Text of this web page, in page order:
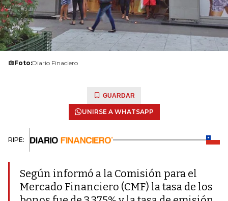
Foto:Diario Finaciero
GUARDAR
UNIRSE A WHATSAPP
RIPE:
Según informó a la Comisión para el
Mercado Financiero (CMF) la tasa de los